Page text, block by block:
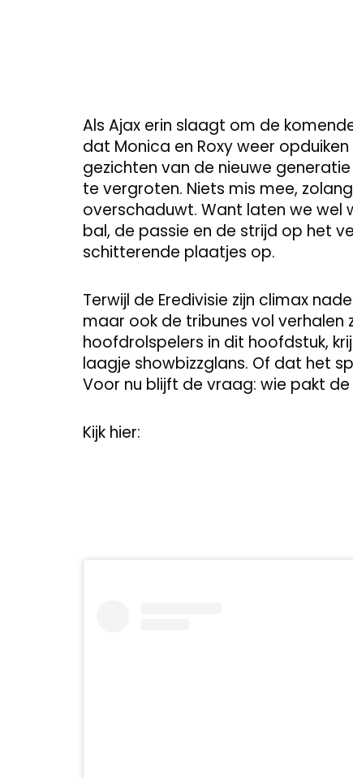
Als Ajax erin slaagt om de
dat Monica en Roxy weer
gezichten van de nieuwe
te vergroten. Niets mis mee,
overschaduwt. Want laten we wel
bal, de passie en de strijd op het
schitterende plaatjes op.
Terwijl de Eredivisie zijn climax
maar ook de tribunes vol verhalen
hoofdrolspelers in dit hoofdstuk,
laagje showbizzglans. Of dat het
Voor nu blijft de vraag: wie pakt de
Kijk hier: